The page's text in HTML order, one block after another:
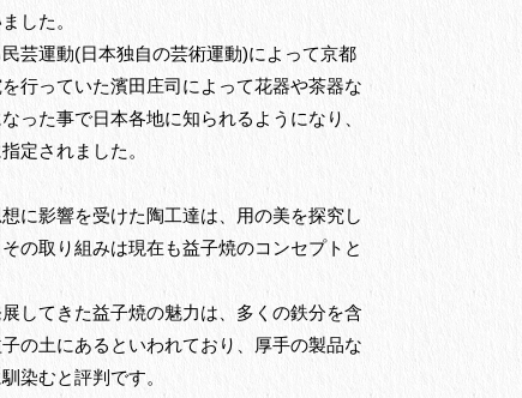
した。
芸運動(日本独自の芸術運動)によって京都
行っていた濱田庄司によって花器や茶器な
った事で日本各地に知られるようになり、
定されました。
に影響を受けた陶工達は、用の美を探究し
の取り組みは現在も益子焼のコンセプトと
してきた益子焼の魅力は、多くの鉄分を含
の土にあるといわれており、厚手の製品な
染むと評判です。